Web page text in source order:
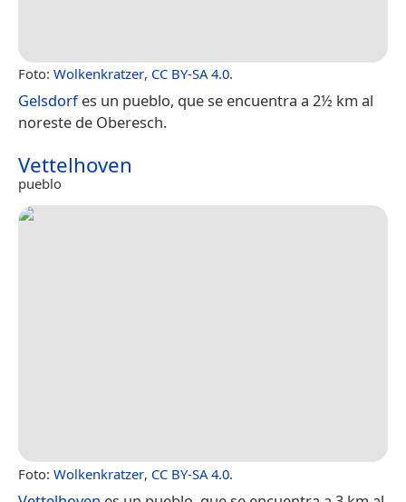
Foto: Wolkenkratzer, CC BY-SA 4.0.
Gelsdorfes un pueblo, que se encuentra a 2½ km al
noreste de Oberesch.
Vettelhoven
pueblo
Foto: Wolkenkratzer, CC BY-SA 4.0.